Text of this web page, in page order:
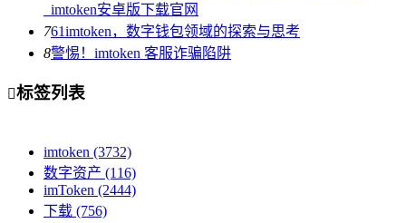
_imtoken安卓版下载官网
761imtoken，数字钱包领域的探索与思考
8警惕！imtoken 客服诈骗陷阱
标签列表
imtoken (3732)
数字资产 (116)
imToken (2444)
下载 (756)